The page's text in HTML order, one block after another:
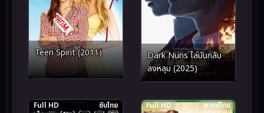
Teen Spirit (2011)
Dark Nuns ไล่มันกลับ
ลงหลุม (2025)
Full HD ซับไทย Full HD พากย์ไทย